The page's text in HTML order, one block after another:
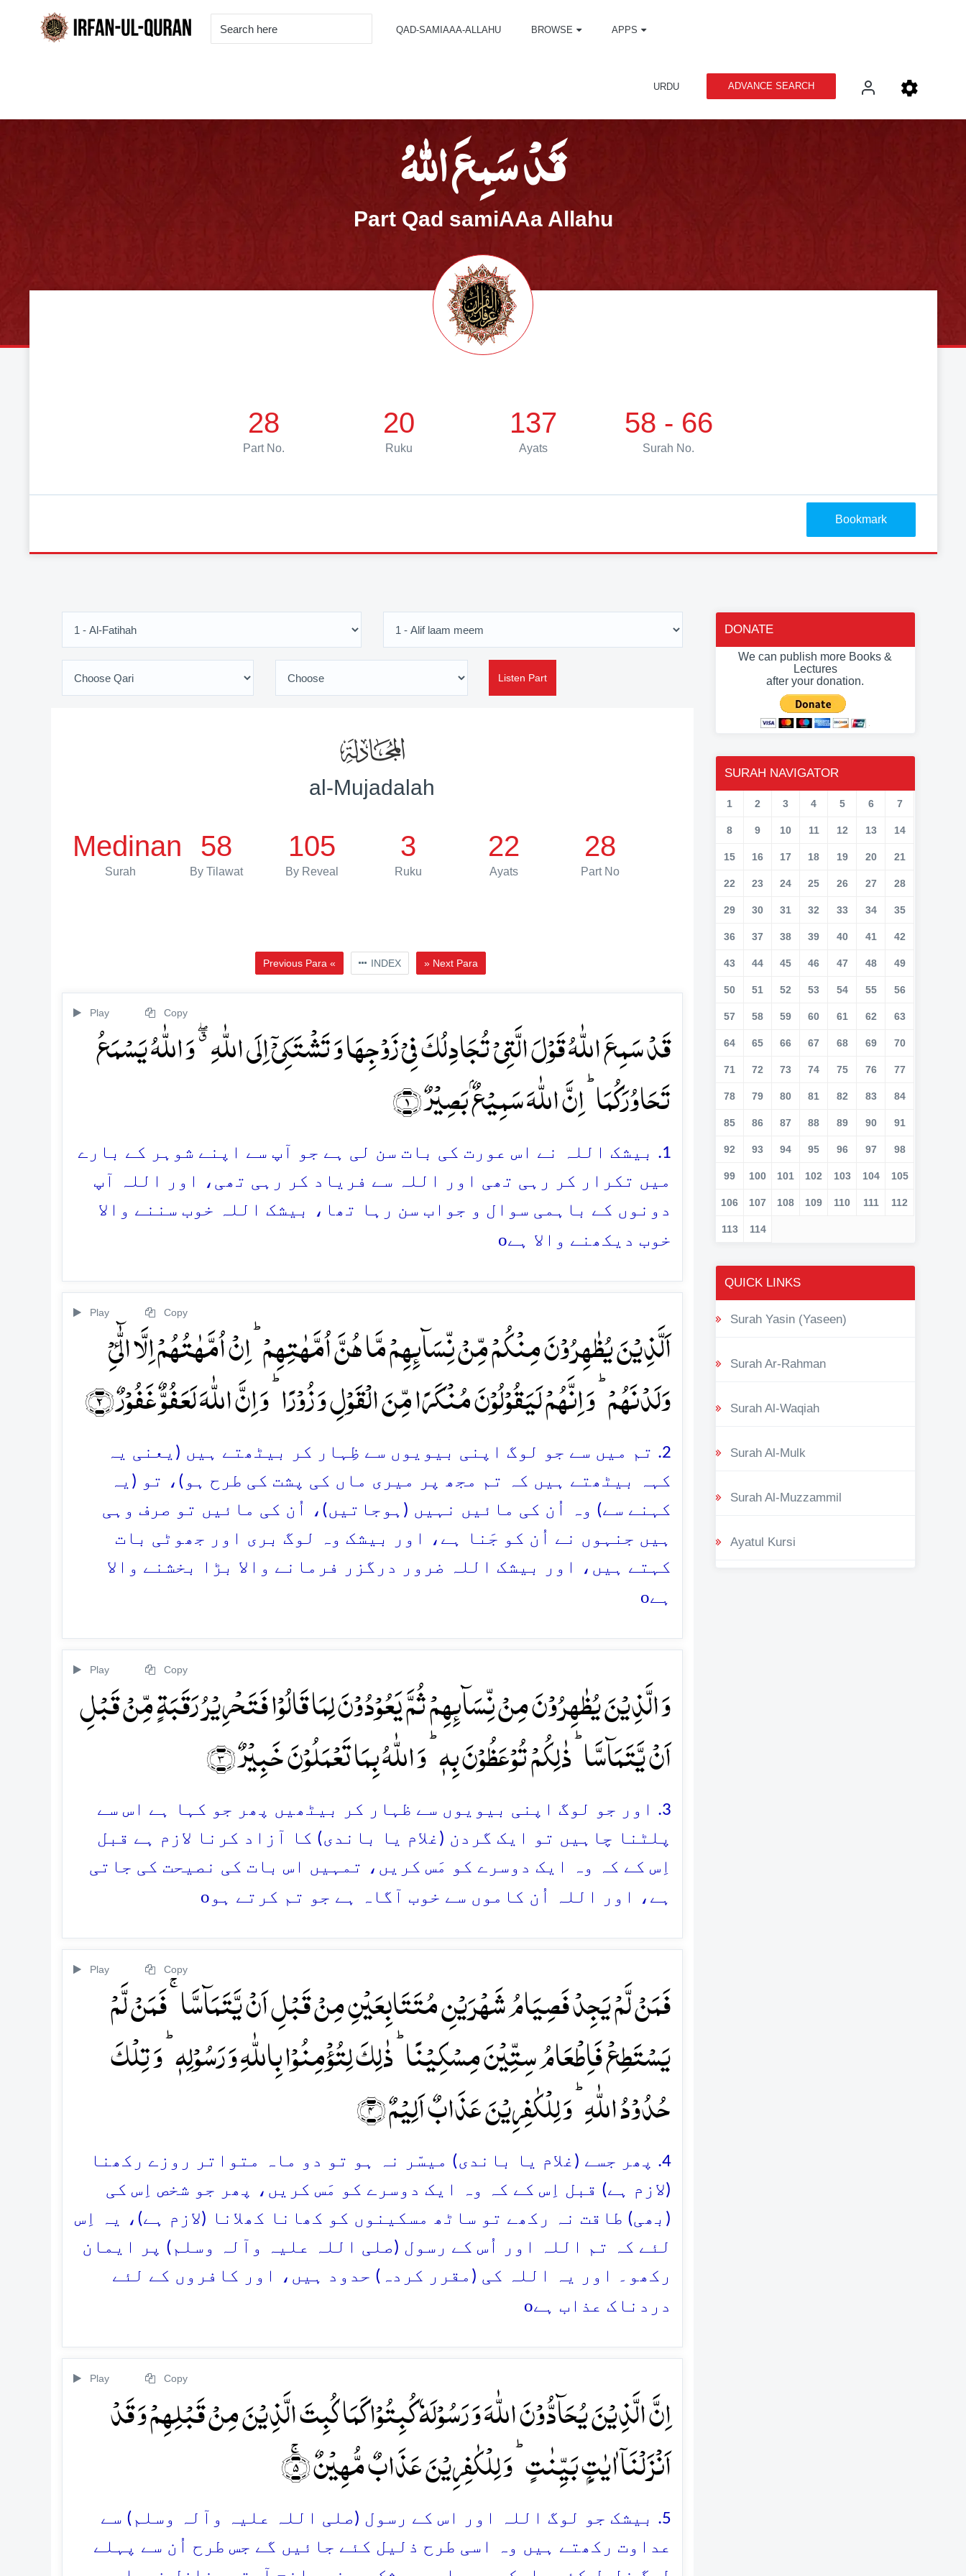
QAD-SAMIAAA-ALLAHU BROWSE APPS
URDU ADVANCE SEARCH
قَدْ سَمِعَ اللّٰهُ
Part Qad samiAAa Allahu
28
Part No.
20
Ruku
137
Ayats
58 - 66
Surah No.
Bookmark
Listen Part
al-Mujadalah
Medinan
Surah
58
By Tilawat
105
By Reveal
3
Ruku
22
Ayats
28
Part No
Previous Para « INDEX » Next Para
Play Copy
قَدۡ سَمِعَ اللّٰہُ قَوۡلَ الَّتِیۡ تُجَادِلُکَ فِیۡ زَوۡجِہَا وَ تَشۡتَکِیۡۤ اِلَی اللّٰہِ ٭ۖ وَ اللّٰہُ یَسۡمَعُ
تَحَاوُرَکُمَا ؕ اِنَّ اللّٰہَ سَمِیۡعٌۢ بَصِیۡرٌ ﴿۱﴾
1. بیشک اللہ نے اس عورت کی بات سن لی ہے جو آپ سے اپنے شوہر کے بارے
میں تکرار کر رہی تھی اور اللہ سے فریاد کر رہی تھی، اور اللہ آپ
دونوں کے باہمی سوال و جواب سن رہا تھا، بیشک اللہ خوب سننے والا
خوب دیکھنے والا ہےo
Play Copy
اَلَّذِیۡنَ یُظٰہِرُوۡنَ مِنۡکُمۡ مِّنۡ نِّسَآئِہِمۡ مَّا ہُنَّ اُمَّہٰتِہِمۡ ؕ اِنۡ اُمَّہٰتُہُمۡ اِلَّا الّٰٓیِٴۡ
وَلَدۡنَہُمۡ ؕ وَ اِنَّہُمۡ لَیَقُوۡلُوۡنَ مُنۡکَرًا مِّنَ الۡقَوۡلِ وَ زُوۡرًا ؕ وَ اِنَّ اللّٰہَ لَعَفُوٌّ غَفُوۡرٌ ﴿۲﴾
2. تم میں سے جو لوگ اپنی بیویوں سے ظِہار کر بیٹھتے ہیں (یعنی یہ
کہہ بیٹھتے ہیں کہ تم مجھ پر میری ماں کی پشت کی طرح ہو)، تو (یہ
کہنے سے) وہ اُن کی مائیں نہیں (ہوجاتیں)، اُن کی مائیں تو صرف وہی
ہیں جنہوں نے اُن کو جَنا ہے، اور بیشک وہ لوگ بری اور جھوٹی بات
کہتے ہیں، اور بیشک اللہ ضرور درگزر فرمانے والا بڑا بخشنے والا
ہےo
Play Copy
وَ الَّذِیۡنَ یُظٰہِرُوۡنَ مِنۡ نِّسَآئِہِمۡ ثُمَّ یَعُوۡدُوۡنَ لِمَا قَالُوۡا فَتَحۡرِیۡرُ رَقَبَۃٍ مِّنۡ قَبۡلِ
اَنۡ یَّتَمَآسَّا ؕ ذٰلِکُمۡ تُوۡعَظُوۡنَ بِہٖ ؕ وَ اللّٰہُ بِمَا تَعۡمَلُوۡنَ خَبِیۡرٌ ﴿۳﴾
3. اور جو لوگ اپنی بیویوں سے ظہار کر بیٹھیں پھر جو کہا ہے اس سے
پلٹنا چاہیں تو ایک گردن (غلام یا باندی) کا آزاد کرنا لازم ہے قبل
اِس کے کہ وہ ایک دوسرے کو مَس کریں، تمہیں اس بات کی نصیحت کی جاتی
ہے، اور اللہ اُن کاموں سے خوب آگاہ ہے جو تم کرتے ہو o
Play Copy
فَمَنۡ لَّمۡ یَجِدۡ فَصِیَامُ شَہۡرَیۡنِ مُتَتَابِعَیۡنِ مِنۡ قَبۡلِ اَنۡ یَّتَمَآسَّا ۚ فَمَنۡ لَّمۡ
یَسۡتَطِعۡ فَاِطۡعَامُ سِتِّیۡنَ مِسۡکِیۡنًا ؕ ذٰلِکَ لِتُؤۡمِنُوۡا بِاللّٰہِ وَ رَسُوۡلِہٖ ؕ وَ تِلۡکَ
حُدُوۡدُ اللّٰہِ ؕ وَ لِلۡکٰفِرِیۡنَ عَذَابٌ اَلِیۡمٌ ﴿۴﴾
4. پھر جسے (غلام یا باندی) میسّر نہ ہو تو دو ماہ متواتر روزے رکھنا
(لازم ہے) قبل اِس کے کہ وہ ایک دوسرے کو مَس کریں، پھر جو شخص اِس کی
(بھی) طاقت نہ رکھے تو ساٹھ مسکینوں کو کھانا کھلانا (لازم ہے)، یہ اِس
لئے کہ تم اللہ اور اُس کے رسول (صلی اللہ علیہ وآلہ وسلم) پر ایمان
رکھو۔ اور یہ اللہ کی (مقرر کردہ) حدود ہیں، اور کافروں کے لئے
دردناک عذاب ہےo
Play Copy
اِنَّ الَّذِیۡنَ یُحَآدُّوۡنَ اللّٰہَ وَ رَسُوۡلَہٗ کُبِتُوۡا کَمَا کُبِتَ الَّذِیۡنَ مِنۡ قَبۡلِہِمۡ وَ قَدۡ
اَنۡزَلۡنَاۤ اٰیٰتٍۭ بَیِّنٰتٍ ؕ وَ لِلۡکٰفِرِیۡنَ عَذَابٌ مُّہِیۡنٌ ۚ﴿۵﴾
5. بیشک جو لوگ اللہ اور اس کے رسول (صلی اللہ علیہ وآلہ وسلم) سے
عداوت رکھتے ہیں وہ اسی طرح ذلیل کئے جائیں گے جس طرح اُن سے پہلے
DONATE
We can publish more Books &
Lectures
after your donation.
SURAH NAVIGATOR
1 2 3 4 5 6 7
8 9 10 11 12 13 14
15 16 17 18 19 20 21
22 23 24 25 26 27 28
29 30 31 32 33 34 35
36 37 38 39 40 41 42
43 44 45 46 47 48 49
50 51 52 53 54 55 56
57 58 59 60 61 62 63
64 65 66 67 68 69 70
71 72 73 74 75 76 77
78 79 80 81 82 83 84
85 86 87 88 89 90 91
92 93 94 95 96 97 98
99 100 101 102 103 104 105
106 107 108 109 110 111 112
113 114
QUICK LINKS
Surah Yasin (Yaseen)
Surah Ar-Rahman
Surah Al-Waqiah
Surah Al-Mulk
Surah Al-Muzzammil
Ayatul Kursi